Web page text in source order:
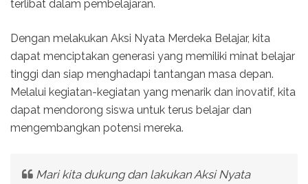
terlibat dalam pembelajaran.
Dengan melakukan Aksi Nyata Merdeka Belajar, kita
dapat menciptakan generasi yang memiliki minat belajar
tinggi dan siap menghadapi tantangan masa depan.
Melalui kegiatan-kegiatan yang menarik dan inovatif, kita
dapat mendorong siswa untuk terus belajar dan
mengembangkan potensi mereka.
Mari kita dukung dan lakukan Aksi Nyata